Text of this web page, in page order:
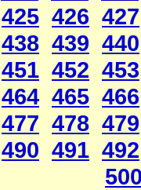
425 426 427
438 439 440
451 452 453
464 465 466
477 478 479
490 491 492